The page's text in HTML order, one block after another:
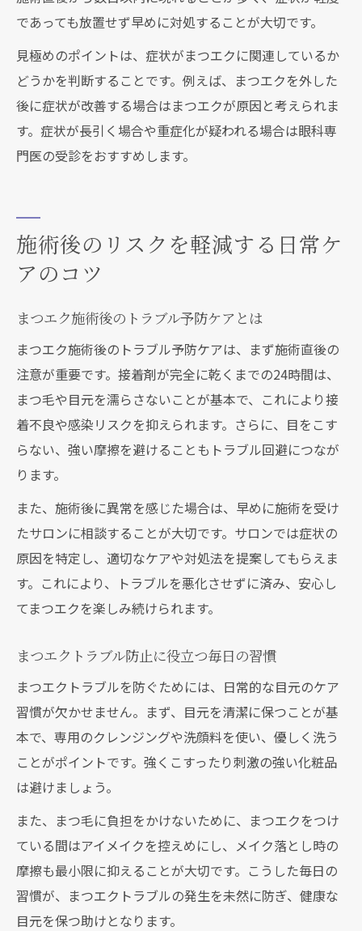
であっても放置せず早めに対処することが大切です。
見極めのポイントは、症状がまつエクに関連しているか
どうかを判断することです。例えば、まつエクを外した
後に症状が改善する場合はまつエクが原因と考えられま
す。症状が長引く場合や重症化が疑われる場合は眼科専
門医の受診をおすすめします。
施術後のリスクを軽減する日常ケ
アのコツ
まつエク施術後のトラブル予防ケアとは
まつエク施術後のトラブル予防ケアは、まず施術直後の
注意が重要です。接着剤が完全に乾くまでの24時間は、
まつ毛や目元を濡らさないことが基本で、これにより接
着不良や感染リスクを抑えられます。さらに、目をこす
らない、強い摩擦を避けることもトラブル回避につなが
ります。
また、施術後に異常を感じた場合は、早めに施術を受け
たサロンに相談することが大切です。サロンでは症状の
原因を特定し、適切なケアや対処法を提案してもらえま
す。これにより、トラブルを悪化させずに済み、安心し
てまつエクを楽しみ続けられます。
まつエクトラブル防止に役立つ毎日の習慣
まつエクトラブルを防ぐためには、日常的な目元のケア
習慣が欠かせません。まず、目元を清潔に保つことが基
本で、専用のクレンジングや洗顔料を使い、優しく洗う
ことがポイントです。強くこすったり刺激の強い化粧品
は避けましょう。
また、まつ毛に負担をかけないために、まつエクをつけ
ている間はアイメイクを控えめにし、メイク落とし時の
摩擦も最小限に抑えることが大切です。こうした毎日の
習慣が、まつエクトラブルの発生を未然に防ぎ、健康な
目元を保つ助けとなります。